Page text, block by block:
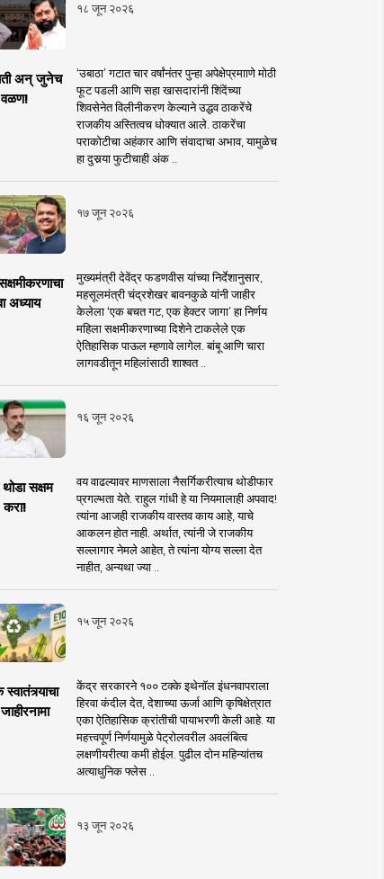
१८ जून २०२६
अन् जुनेच
वळण!
‘उबाठा’ गटात चार वर्षांनंतर पुन्हा अपेक्षेप्रमााणे मोठी
फूट पडली आणि सहा खासदारांनी शिंदेंच्या
शिवसेनेत विलीनीकरण केल्याने उद्धव ठाकरेंचे
राजकीय अस्तित्वच धोक्यात आले. ठाकरेंचा
पराकोटीचा अहंकार आणि संवादाचा अभाव, यामुळेच
हा दुसर्‍या फुटीचाही अंक ..
१७ जून २०२६
अध्याय
मुख्यमंत्री देवेंद्र फडणवीस यांच्या निर्देशानुसार,
महसूलमंत्री चंद्रशेखर बावनकुळे यांनी जाहीर
केलेला ‘एक बचत गट, एक हेक्टर जागा’ हा निर्णय
महिला सक्षमीकरणाच्या दिशेने टाकलेले एक
ऐतिहासिक पाऊल म्हणावे लागेल. बांबू आणि चारा
लागवडीतून महिलांसाठी शाश्वत ..
१६ जून २०२६
थोडा सक्षम
करा!
वय वाढल्यावर माणसाला नैसर्गिकरीत्याच थोडीफार
प्रगल्भता येते. राहुल गांधी हे या नियमालाही अपवाद!
त्यांना आजही राजकीय वास्तव काय आहे, याचे
आकलन होत नाही. अर्थात, त्यांनी जे राजकीय
सल्लागार नेमले आहेत, ते त्यांना योग्य सल्ला देत
नाहीत, अन्यथा ज्या ..
१५ जून २०२६
केंद्र सरकारने १०० टक्के इथेनॉल इंधनवापराला
हिरवा कंदील देत, देशाच्या ऊर्जा आणि कृषिक्षेत्रात
एका ऐतिहासिक क्रांतीची पायाभरणी केली आहे. या
महत्त्वपूर्ण निर्णयामुळे पेट्रोलवरील अवलंबित्व
लक्षणीयरीत्या कमी होईल. पुढील दोन महिन्यांतच
अत्याधुनिक फ्लेस ..
१३ जून २०२६